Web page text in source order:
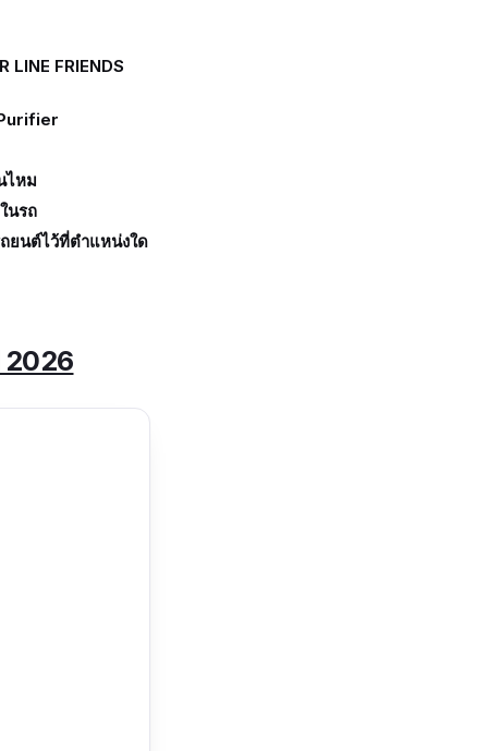
LINE FRIENDS
ไหม
นรถ
ยนต์ไว้ที่ตำแหน่งใด
2026